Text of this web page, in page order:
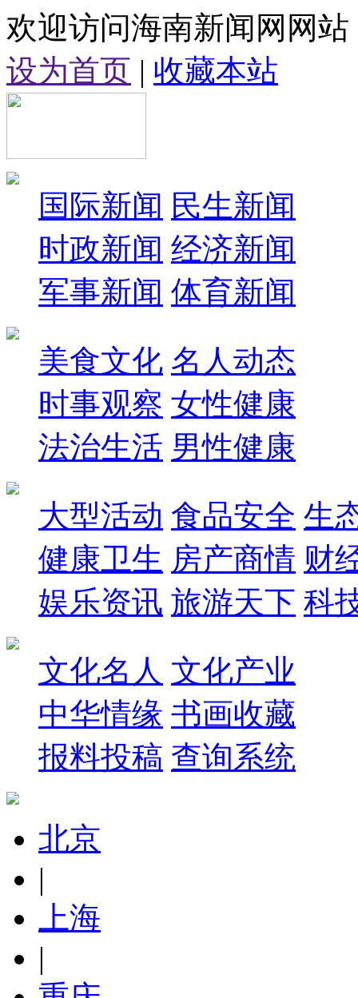
欢迎访问海南新闻网网站
设为首页 | 收藏本站
国际新闻 民生新闻
时政新闻 经济新闻
军事新闻 体育新闻
美食文化 名人动态
时事观察 女性健康
法治生活 男性健康
大型活动 食品安全 生
健康卫生 房产商情 财
娱乐资讯 旅游天下 科
文化名人 文化产业
中华情缘 书画收藏
报料投稿 查询系统
北京
|
上海
|